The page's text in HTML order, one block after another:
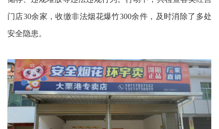
门店30余家，收缴非法烟花爆竹300余件，及时消除了多处
安全隐患。